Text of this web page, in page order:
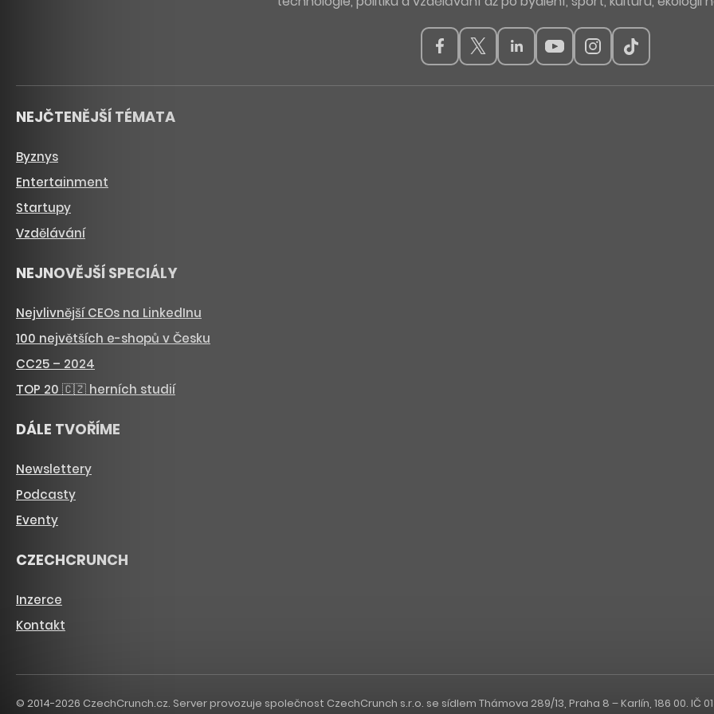
NEJČTENĚJŠÍ TÉMATA
Byznys
Entertainment
Startupy
Vzdělávání
NEJNOVĚJŠÍ SPECIÁLY
Nejvlivnější CEOs na LinkedInu
100 největších e-shopů v Česku
CC25 – 2024
TOP 20 🇨🇿 herních studií
DÁLE TVOŘÍME
Newslettery
Podcasty
Eventy
CZECHCRUNCH
Inzerce
Kontakt
© 2014-2026 CzechCrunch.cz. Server provozuje společnost CzechCrunch s.r.o. se sídlem Thámova 289/13, Praha 8 – Karlín, 186 00. IČ